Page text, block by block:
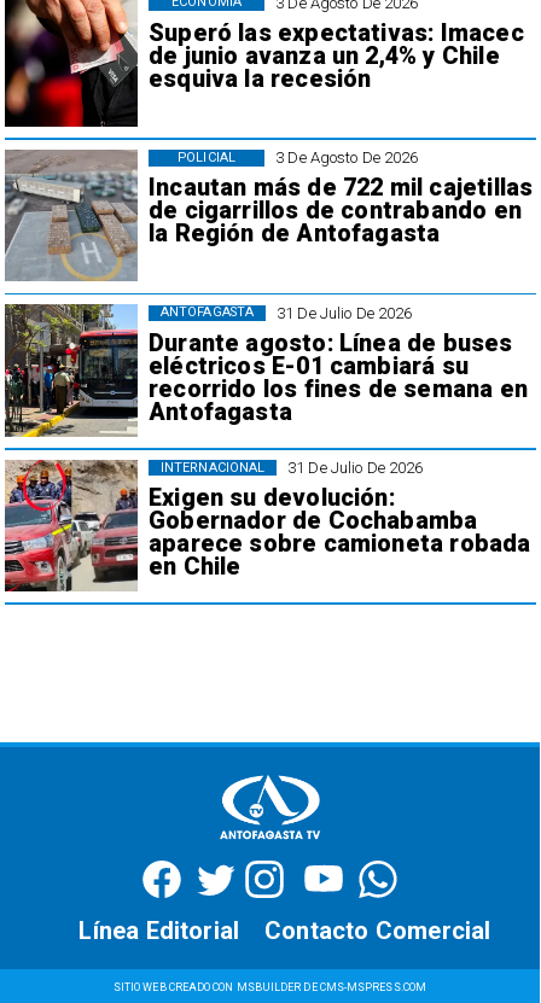
Superó las expectativas: Imacec
de junio avanza un 2,4% y Chile
esquiva la recesión
3 De Agosto De 2026
Incautan más de 722 mil cajetillas
de cigarrillos de contrabando en
la Región de Antofagasta
POLICIAL
31 De Julio De 2026
Durante agosto: Línea de buses
eléctricos E-01 cambiará su
recorrido los fines de semana en
Antofagasta
ANTOFAGASTA
31 De Julio De 2026
Exigen su devolución:
Gobernador de Cochabamba
aparece sobre camioneta robada
en Chile
INTERNACIONAL
SITIO WEB CREADO CON MSBUILDER DE CMS-MSPRESS.COM
Contacto Comercial
Línea Editorial